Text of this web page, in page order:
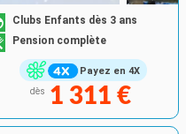
Payez en 4X
Clubs Enfants dès 3 ans
Pension complète
dès 1 311 €